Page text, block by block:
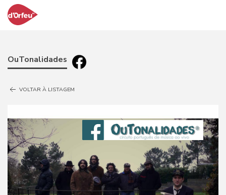
OuTonalidades
VOLTAR À LISTAGEM